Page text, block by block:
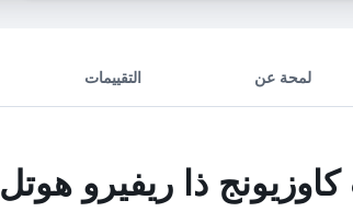
لمحة عن التقييمات
ذا ريفيرو هوتل